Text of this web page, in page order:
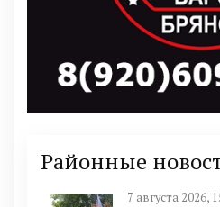
Районные
7 августа 2026,